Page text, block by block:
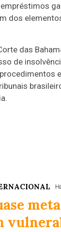
dos
das
de